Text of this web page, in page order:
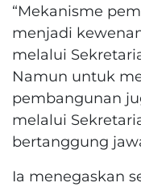
“Mekanisme
menjadi
melalui
Namun untuk
pembangunan
melalui
bertanggung
Ia menegaskan